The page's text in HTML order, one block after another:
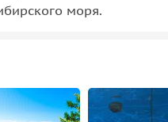
моря.